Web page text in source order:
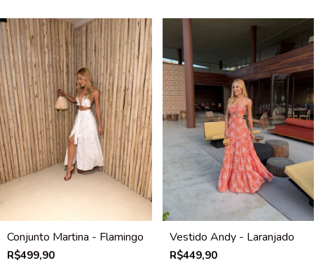
Conjunto Martina - Flamingo
R$499,90
Vestido Andy - Laranjado
R$449,90